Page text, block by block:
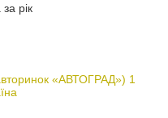
рік
«АВТОГРАД») 1